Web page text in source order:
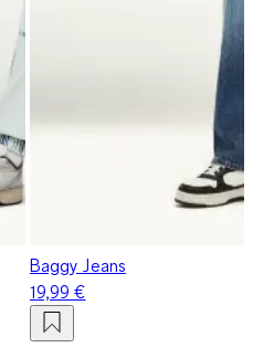
Baggy Jeans
19,99 €